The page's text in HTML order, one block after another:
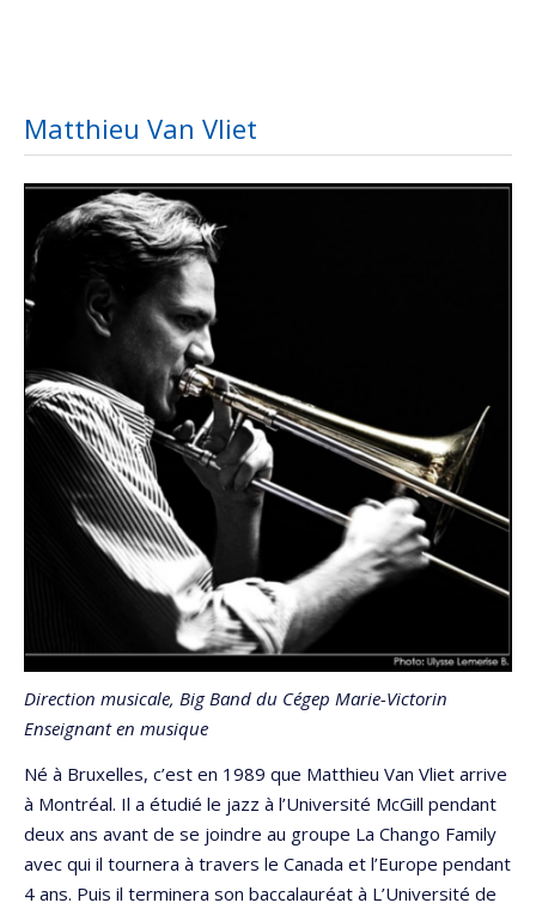
Matthieu Van Vliet
Direction musicale, Big Band du Cégep Marie-Victorin
Enseignant en musique
Né à Bruxelles, c’est en 1989 que Matthieu Van Vliet arrive
à Montréal. Il a étudié le jazz à l’Université McGill pendant
deux ans avant de se joindre au groupe La Chango Family
avec qui il tournera à travers le Canada et l’Europe pendant
4 ans. Puis il terminera son baccalauréat à L’Université de